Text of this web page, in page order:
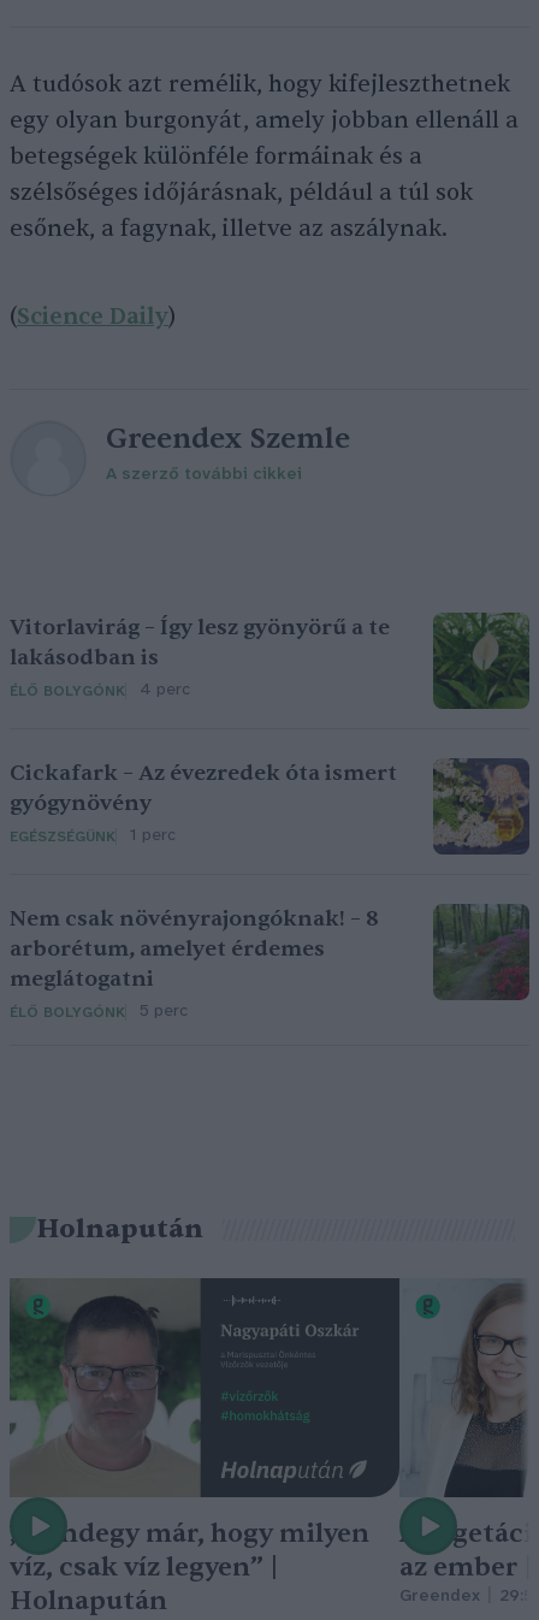
A tudósok azt remélik, hogy kifejleszthetnek
egy olyan burgonyát, amely jobban ellenáll a
betegségek különféle formáinak és a
szélsőséges időjárásnak, például a túl sok
esőnek, a fagynak, illetve az aszálynak.
(Science Daily)
Greendex Szemle
A szerző további cikkei
Vitorlavirág – Így lesz gyönyörű a te
lakásodban is
ÉLŐ BOLYGÓNK 4 perc
Cickafark – Az évezredek óta ismert
gyógynövény
EGÉSZSÉGÜNK 1 perc
Nem csak növényrajongóknak! – 8
arborétum, amelyet érdemes
meglátogatni
ÉLŐ BOLYGÓNK 5 perc
Holnapután
„Mindegy már, hogy milyen
víz, csak víz legyen” |
Holnapután
A
az ember
Greendex